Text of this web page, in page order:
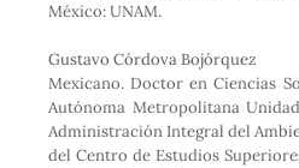
México: UNAM.
Gustavo Córdova Bojórquez
Mexicano. Doctor en Ciencias
Autónoma Metropolitana
Administración Integral del
del Centro de Estudios